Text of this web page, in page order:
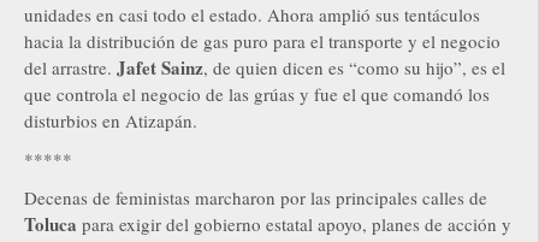
unidades en casi todo el estado. Ahora amplió sus tentáculos
hacia la distribución de gas puro para el transporte y el negocio
del arrastre. Jafet Sainz, de quien dicen es “como su hijo”, es el
que controla el negocio de las grúas y fue el que comandó los
disturbios en Atizapán.
*****
Decenas de feministas marcharon por las principales calles de
Toluca para exigir del gobierno estatal apoyo, planes de acción y